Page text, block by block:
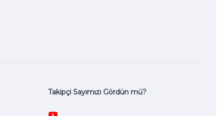
Takipçi Sayımızı Gördün mü?